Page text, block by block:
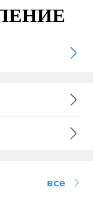
идеального
все